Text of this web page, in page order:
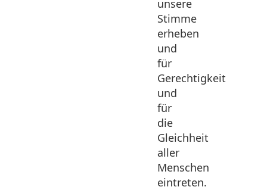
unsere
Stimme
erheben
und
für
Gerechtigkeit
und
für
die
Gleichheit
aller
Menschen
eintreten.